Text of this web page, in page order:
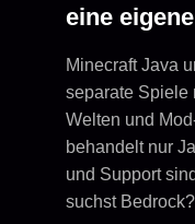
eine
Minecraft Java
separate Spiele
Welten und
behandelt nur
und Support
suchst Bedrock?